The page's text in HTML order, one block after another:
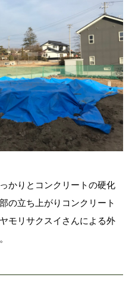
かりとコンクリートの硬化
の立ち上がりコンクリート
モリサクスイさんによる外